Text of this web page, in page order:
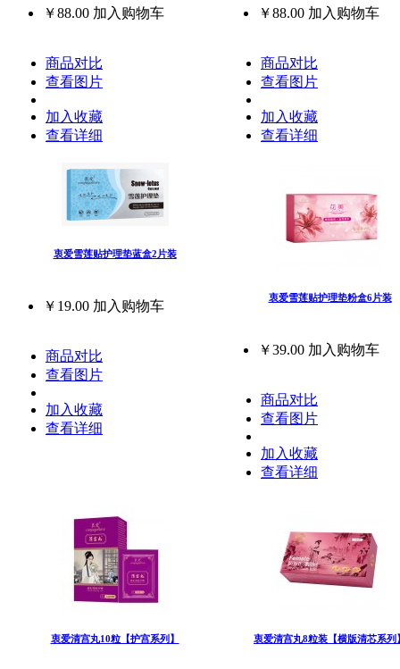
￥88.00 加入购物车
商品对比
查看图片
加入收藏
查看详细
￥88.00 加入购物车
商品对比
查看图片
加入收藏
查看详细
衷爱雪莲贴护理垫蓝盒2片装
￥19.00 加入购物车
商品对比
查看图片
加入收藏
查看详细
衷爱雪莲贴护理垫粉盒6片装
￥39.00 加入购物车
商品对比
查看图片
加入收藏
查看详细
衷爱清宫丸10粒【护宫系列】 衷爱清宫丸8粒装【横版清芯系列